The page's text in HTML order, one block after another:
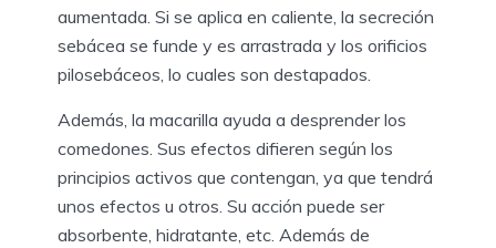
aumentada. Si se aplica en caliente, la secreción
sebácea se funde y es arrastrada y los orificios
pilosebáceos, lo cuales son destapados.
Además, la macarilla ayuda a desprender los
comedones. Sus efectos difieren según los
principios activos que contengan, ya que tendrá
unos efectos u otros. Su acción puede ser
absorbente, hidratante, etc. Además de